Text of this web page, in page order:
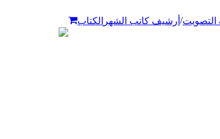
التصويت/ أرشيف كاتب الشهر الكتاب